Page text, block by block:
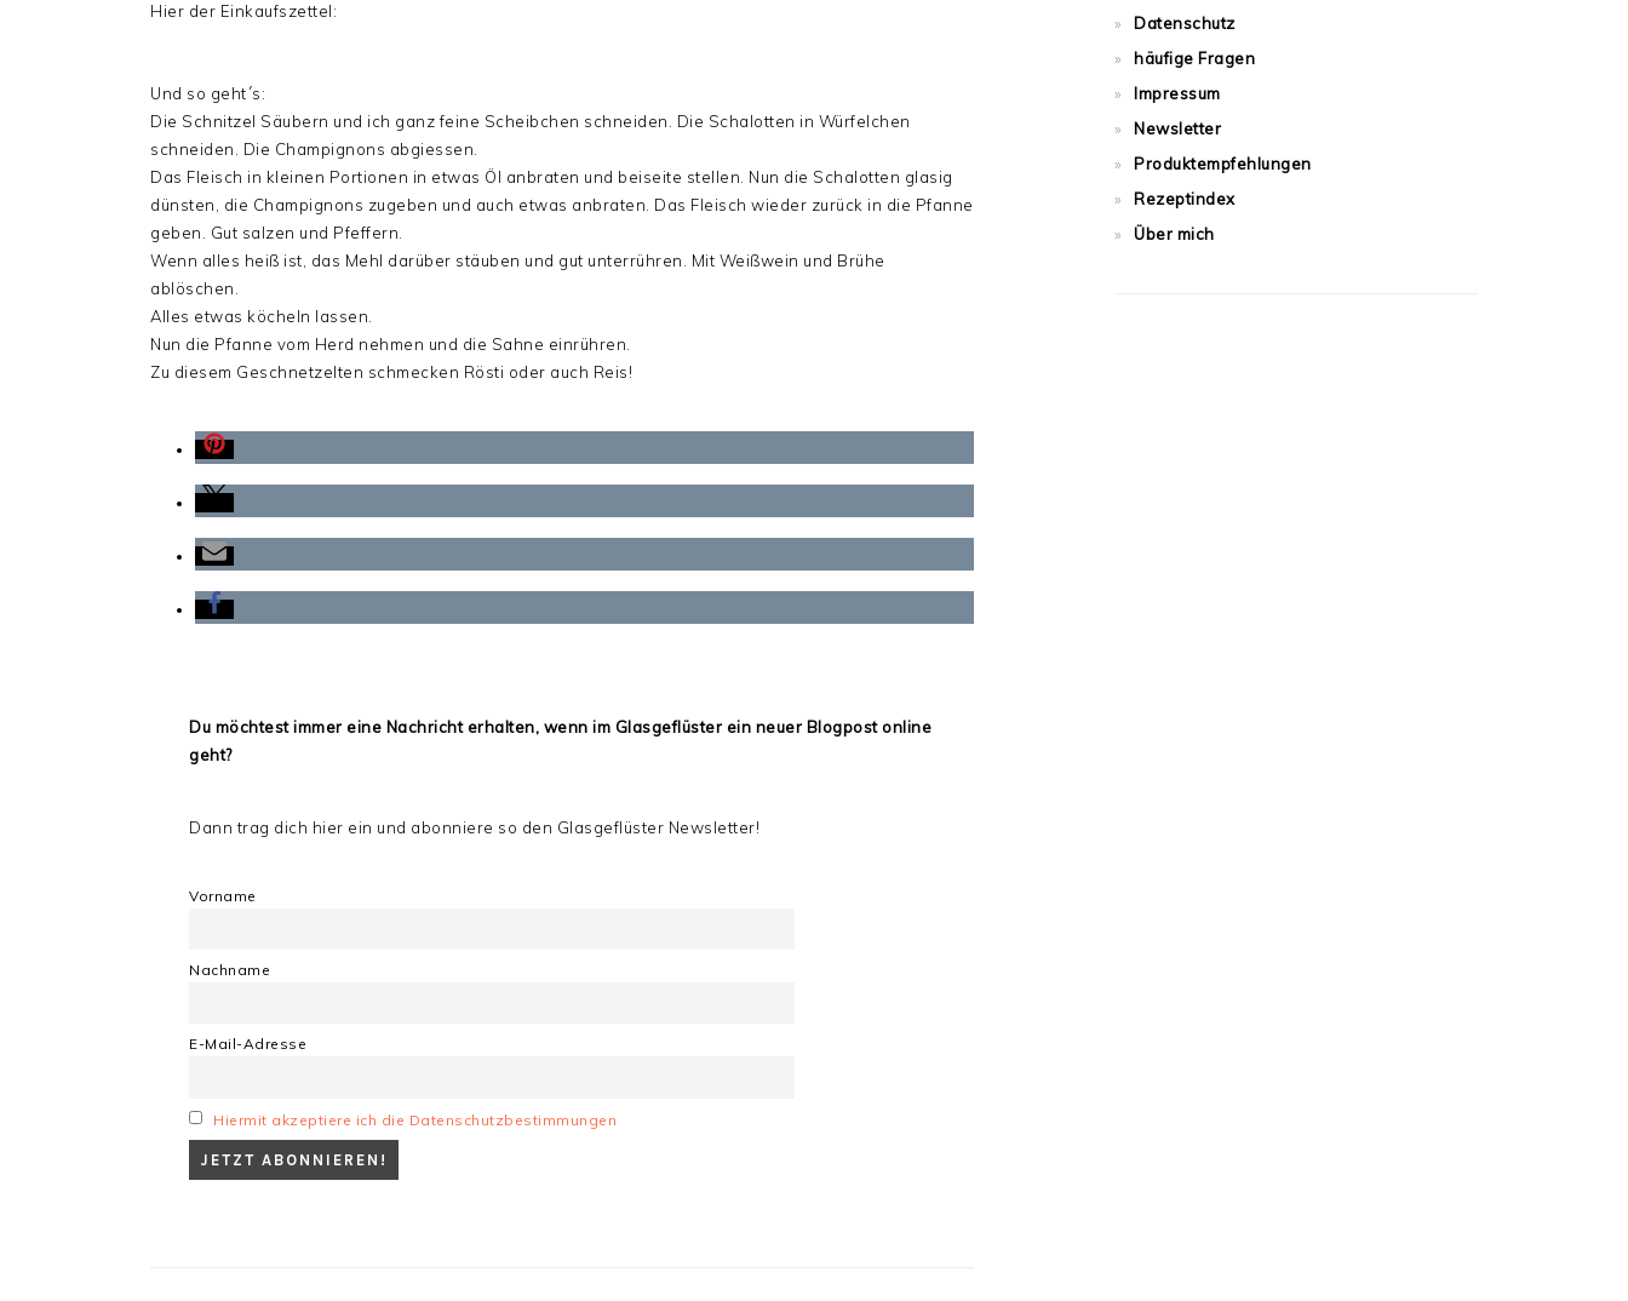
Hier der Einkaufszettel:
Und so geht´s:
Die Schnitzel Säubern und ich ganz feine Scheibchen schneiden. Die Schalotten in Würfelchen
schneiden. Die Champignons abgiessen.
Das Fleisch in kleinen Portionen in etwas Öl anbraten und beiseite stellen. Nun die Schalotten glasig
dünsten, die Champignons zugeben und auch etwas anbraten. Das Fleisch wieder zurück in die Pfanne
geben. Gut salzen und Pfeffern.
Wenn alles heiß ist, das Mehl darüber stäuben und gut unterrühren. Mit Weißwein und Brühe
ablöschen.
Alles etwas köcheln lassen.
Nun die Pfanne vom Herd nehmen und die Sahne einrühren.
Zu diesem Geschnetzelten schmecken Rösti oder auch Reis!
Du möchtest immer eine Nachricht erhalten, wenn im Glasgeflüster ein neuer Blogpost online
geht?
Dann trag dich hier ein und abonniere so den Glasgeflüster Newsletter!
Vorname
Nachname
E-Mail-Adresse
Hiermit akzeptiere ich die Datenschutzbestimmungen
Datenschutz
häufige Fragen
Impressum
Newsletter
Produktempfehlungen
Rezeptindex
Über mich